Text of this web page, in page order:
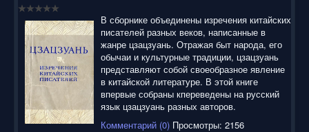
В сборнике объединены изречения китайских
писателей разных веков, написанные в
жанре цзацзуань. Отражая быт народа, его
обычаи и культурные традиции, цзацзуань
представляют собой своеобразное явление
в китайской литературе. В этой книге
впервые собраны кпереведены на русский
язык цзацзуань разных авторов.
Комментарий (0) Просмотры: 2156